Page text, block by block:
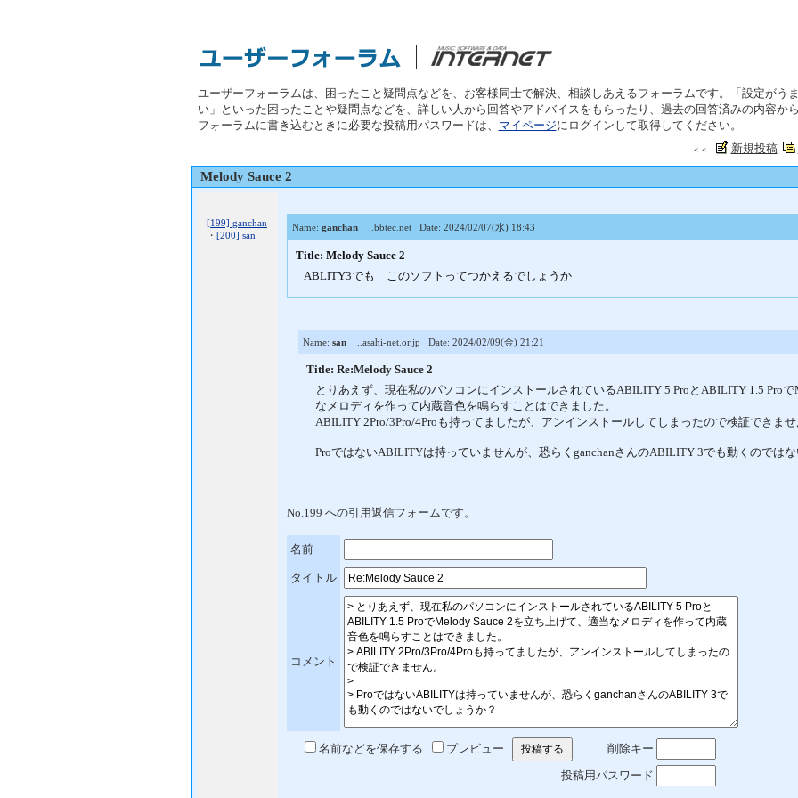
ユーザーフォーラムは、困ったこと疑問点などを、お客様同士で解決、相談しあえるフォーラムです。「設定がう
い」といった困ったことや疑問点などを、詳しい人から回答やアドバイスをもらったり、過去の回答済みの内容か
フォーラムに書き込むときに必要な投稿用パスワードは、 マイページにログインして取得してください。
＜＜ 新規投稿
Melody Sauce 2
[199] ganchan
・ [200] san
Name: ganchan..bbtec.netDate: 2024/02/07(水) 18:43
Title: Melody Sauce 2
ABLITY3でも このソフトってつかえるでしょうか
Name: san..asahi-net.or.jp Date: 2024/02/09(金) 21:21
Title: Re:Melody Sauce 2
とりあえず、現在私のパソコンにインストールされているABILITY 5 ProとABILITY 1.5 Proで
なメロディを作って内蔵音色を鳴らすことはできました。
ABILITY 2Pro/3Pro/4Proも持ってましたが、アンインストールしてしまったので検証できませ
ProではないABILITYは持っていませんが、恐らくganchanさんのABILITY 3でも動くのではな
No.199 への引用返信フォームです。
名前
タイトル
コメント
名前などを保存する プレビュー
削除キー
投稿用パスワード